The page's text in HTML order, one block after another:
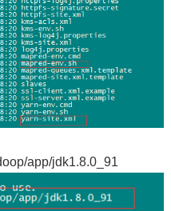
app/jdk1.8.0_91